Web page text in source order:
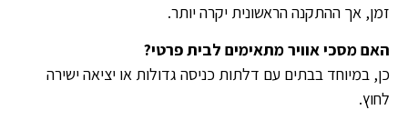
זמן, אך ההתקנה הראשונית יקרה יותר.
האם מסכי אוויר מתאימים לבית פרטי?
כן, במיוחד בבתים עם דלתות כניסה גדולות או יציאה ישירה
לחוץ.